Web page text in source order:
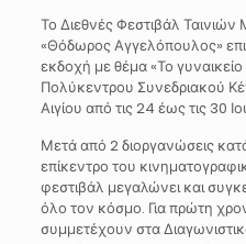
Το Διεθνές Φεστιβάλ
«Θόδωρος Αγγελόπουλος»
εκδοχή με θέμα «Το
Πολύκεντρου Συνεδριακού
Αιγίου από τις 24 έως τις 30
Μετά από 2 διοργανώσεις
επίκεντρο του
φεστιβάλ μεγαλώνει και
όλο τον κόσμο. Για πρώτη
συμμετέχουν στα